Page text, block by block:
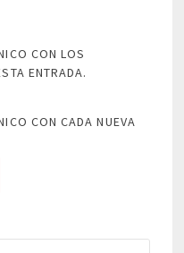
CON LOS
ENTRADA.
CON CADA NUEVA